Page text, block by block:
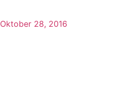
Oktober 28, 2016